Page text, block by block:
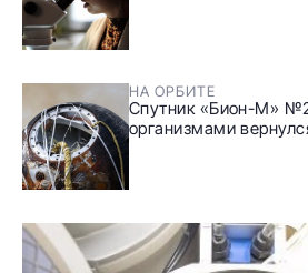
НА ОРБИТЕ
Спутник «Бион-М»
организмами